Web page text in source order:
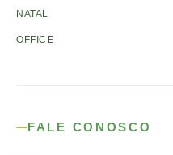
NATAL
OFFICE
FALE CONOSCO